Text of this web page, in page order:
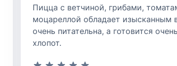
Пицца с ветчиной, грибами,
моцареллой обладает изысканным
очень питательна, а готовится
хлопот.